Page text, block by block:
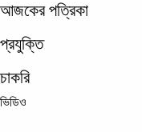
আজকের পত্রিকা
প্রযুক্তি
চাকরি
ভিডিও